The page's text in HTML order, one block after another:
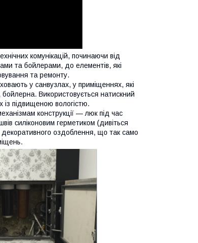
комунікацій, починаючи від
та бойлерами, до елементів, які
та ремонту.
у санвузлах, у приміщеннях, які
Використовується натискний
із підвищеною вологістю.
конструкції — люк під час
силіконовим герметиком (дивіться
декоративного оздоблення, що так само